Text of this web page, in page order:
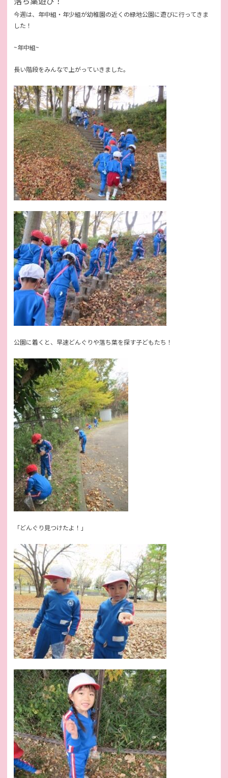
今週は、年中組・年少組が幼稚園の近くの緑地公園に遊びに行ってきま
した！
~年中組~
長い階段をみんなで上がっていきました。
公園に着くと、早速どんぐりや落ち葉を探す子どもたち！
「どんぐり見つけたよ！」